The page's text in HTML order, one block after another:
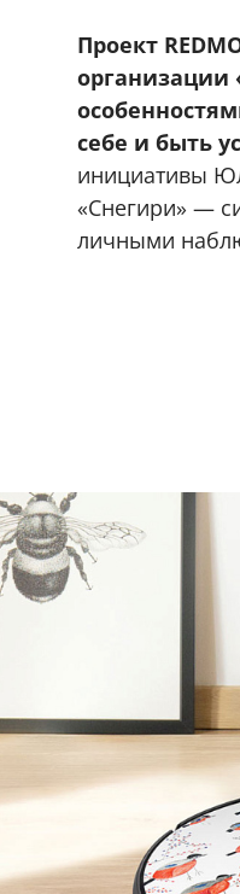
Проект
организации
себе и быть
инициативы
«Снегири» —
личными